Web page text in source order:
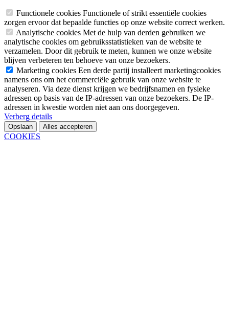
Functionele cookies Functionele of strikt essentiële cookies
zorgen ervoor dat bepaalde functies op onze website correct werken.
Analytische cookies Met de hulp van derden gebruiken we
analytische cookies om gebruiksstatistieken van de website te
verzamelen. Door dit gebruik te meten, kunnen we onze website
blijven verbeteren ten behoeve van onze bezoekers.
Marketing cookies Een derde partij installeert marketingcookies
namens ons om het commerciële gebruik van onze website te
analyseren. Via deze dienst krijgen we bedrijfsnamen en fysieke
adressen op basis van de IP-adressen van onze bezoekers. De IP-
adressen in kwestie worden niet aan ons doorgegeven.
Verberg details
Opslaan Alles accepteren
COOKIES